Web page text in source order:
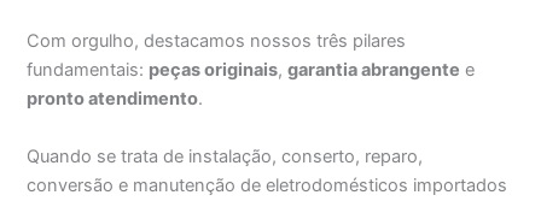
Com orgulho, destacamos nossos três pilares
fundamentais: peças originais,garantia abrangente e
pronto atendimento.
Quando se trata de instalação, conserto, reparo,
conversão e manutenção de eletrodomésticos importados